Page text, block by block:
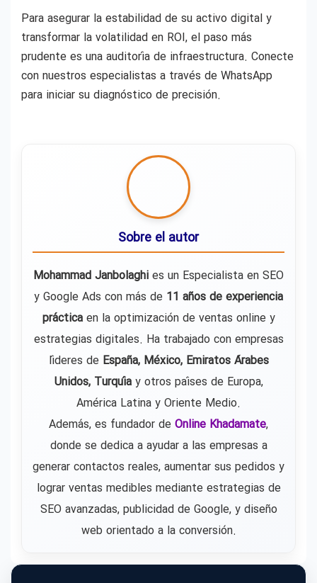
Para asegurar la estabilidad de su activo digital y
transformar la volatilidad en ROI, el paso más
prudente es una auditoría de infraestructura. Conecte
con nuestros especialistas a través de WhatsApp
para iniciar su diagnóstico de precisión.
Sobre el autor
Mohammad Janbolaghi es un Especialista en SEO
y Google Ads con más de 11 años de experiencia
prácticaen la optimización de ventas online y
estrategias digitales. Ha trabajado con empresas
líderes de España, México, Emiratos Árabes
Unidos, Turquíay otros países de Europa,
América Latina y Oriente Medio.
Además, es fundador de Online Khadamate,
donde se dedica a ayudar a las empresas a
generar contactos reales, aumentar sus pedidos y
lograr ventas medibles mediante estrategias de
SEO avanzadas, publicidad de Google, y diseño
web orientado a la conversión.